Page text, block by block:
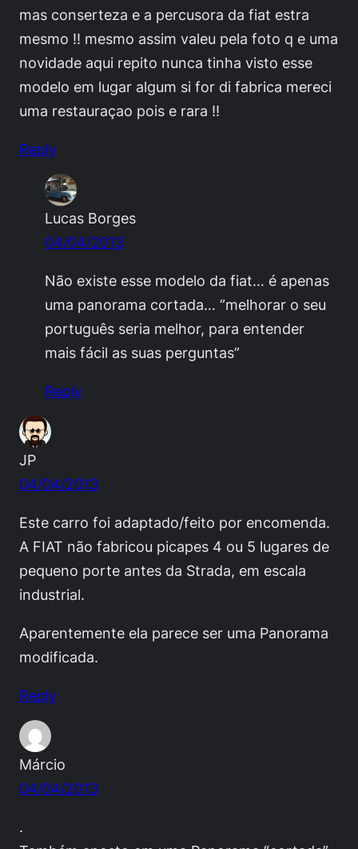
mas conserteza e a percusora da fiat estra
mesmo !! mesmo assim valeu pela foto q e uma
novidade aqui repito nunca tinha visto esse
modelo em lugar algum si for di fabrica mereci
uma restauraçao pois e rara !!
Reply
Lucas Borges
04/04/2013
Não existe esse modelo da fiat… é apenas
uma panorama cortada… ”melhorar o seu
português seria melhor, para entender
mais fácil as suas perguntas”
Reply
JP
04/04/2013
Este carro foi adaptado/feito por encomenda.
A FIAT não fabricou picapes 4 ou 5 lugares de
pequeno porte antes da Strada, em escala
industrial.
Aparentemente ela parece ser uma Panorama
modificada.
Reply
Márcio
04/04/2013
.